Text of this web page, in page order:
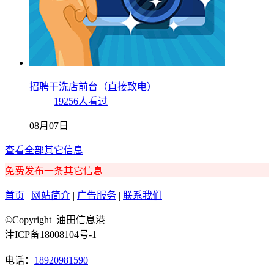
招聘干洗店前台（直接致电）
19256人看过
08月07日
查看全部其它信息
免费发布一条其它信息
首页 | 网站简介 | 广告服务 | 联系我们
©Copyright 油田信息港
津ICP备18008104号-1
电话： 18920981590